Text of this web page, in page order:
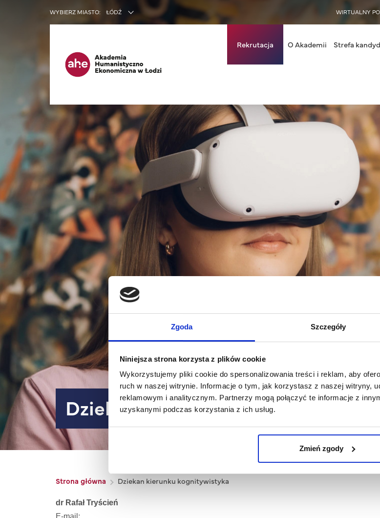
Zgoda Szczegóły
Niniejsza strona korzysta z plików cookie
Wykorzystujemy pliki cookie do spersonalizowania treści i reklam, aby
ruch w naszej witrynie. Informacje o tym, jak korzystasz z naszej witryny,
reklamowym i analitycznym. Partnerzy mogą połączyć te informacje z
uzyskanymi podczas korzystania z ich usług.
Zmień zgody
WYBIERZ MIASTO: ŁÓDŹ INNE SERWISY WIRTUALNY
Rekrutacja O Akademii Strefa
Dziekan kierunku kognitywistyka
Ścieżka nawigacyjna
Strona główna Dziekan kierunku kognitywistyka
dr Rafał Tryścień
E-mail: